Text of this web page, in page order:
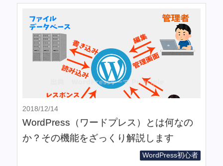
2018/12/14
WordPress（ワードプレス）とは何なの
か？その機能をざっくり解説します
WordPress初心者